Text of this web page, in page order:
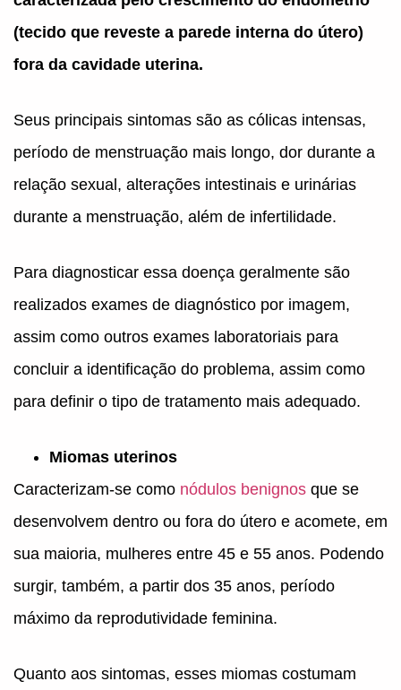
(tecido que reveste a parede interna do útero)
fora da cavidade uterina.
Seus principais sintomas são as cólicas intensas,
período de menstruação mais longo, dor durante a
relação sexual, alterações intestinais e urinárias
durante a menstruação, além de infertilidade.
Para diagnosticar essa doença geralmente são
realizados exames de diagnóstico por imagem,
assim como outros exames laboratoriais para
concluir a identificação do problema, assim como
para definir o tipo de tratamento mais adequado.
Miomas uterinos
Caracterizam-se como nódulos benignos que se
desenvolvem dentro ou fora do útero e acomete, em
sua maioria, mulheres entre 45 e 55 anos. Podendo
surgir, também, a partir dos 35 anos, período
máximo da reprodutividade feminina.
Quanto aos sintomas, esses miomas costumam